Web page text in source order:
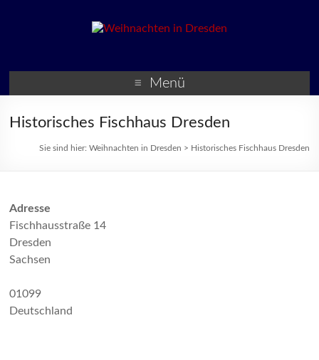
Veranstaltungen zur
Weihnachtszeit
Menü
Historisches Fischhaus Dresden
Sie sind hier: Weihnachten in Dresden > Historisches Fischhaus Dresden
Adresse
Fischhausstraße 14
Dresden
Sachsen
01099
Deutschland